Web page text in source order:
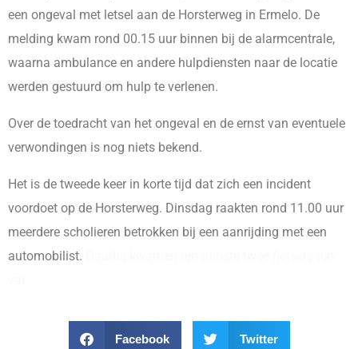
een ongeval met letsel aan de Horsterweg in Ermelo. De
melding kwam rond 00.15 uur binnen bij de alarmcentrale,
waarna ambulance en andere hulpdiensten naar de locatie
werden gestuurd om hulp te verlenen.
Over de toedracht van het ongeval en de ernst van eventuele
verwondingen is nog niets bekend.
Het is de tweede keer in korte tijd dat zich een incident
voordoet op de Horsterweg. Dinsdag raakten rond 11.00 uur
meerdere scholieren betrokken bij een aanrijding met een
automobilist.
Facebook Twitter